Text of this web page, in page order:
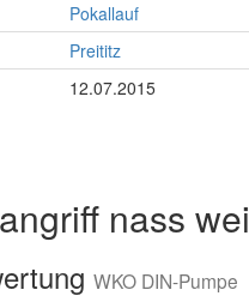
Pokallauf
Preititz
12.07.2015
nass
WKO DIN-Pumpe